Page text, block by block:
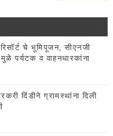
रिसॉर्ट चे भूमिपूजन, सीएनजी
पर्यटक व वाहनधारकांना
दिंडीने ग्रामस्थांना दिली